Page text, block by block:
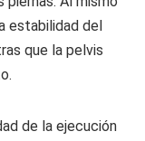
estabilidad del
que la pelvis
de la ejecución